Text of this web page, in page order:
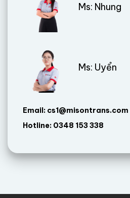
Ms: Nhung
Ms: Uyển
Email: cs1@misontrans.com
Hotline: 0348 153 338